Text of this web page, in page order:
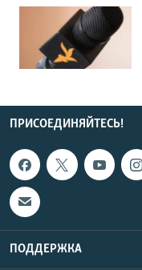
ПРИСОЕДИНЯЙТЕСЬ!
ПОДДЕРЖКА